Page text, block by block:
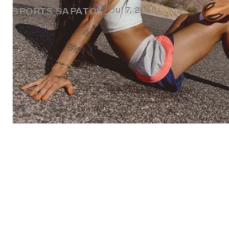
SPORTS SAPATOS Jul 7, 2026